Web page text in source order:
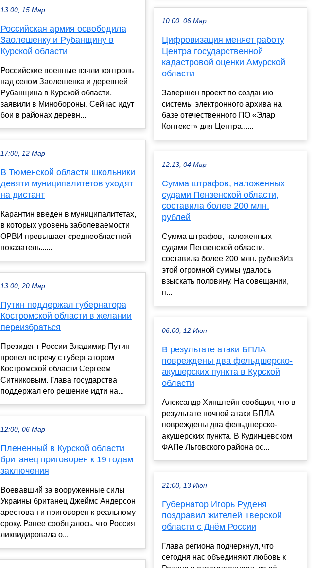
13:00, 15 Мар
Российская армия освободила
Заолешенку и Рубанщину в
Курской области
Российские военные взяли контроль
над селом Заолешенка и деревней
Рубанщина в Курской области,
заявили в Минобороны. Сейчас идут
бои в районах деревн...
17:00, 12 Мар
В Тюменской области школьники
девяти муниципалитетов уходят
на дистант
Карантин введен в муниципалитетах,
в которых уровень заболеваемости
ОРВИ превышает среднеобластной
показатель......
13:00, 20 Мар
Путин поддержал губернатора
Костромской области в желании
переизбраться
Президент России Владимир Путин
провел встречу с губернатором
Костромской области Сергеем
Ситниковым. Глава государства
поддержал его решение идти на...
12:00, 06 Мар
Плененный в Курской области
британец приговорен к 19 годам
заключения
Воевавший за вооруженные силы
Украины британец Джеймс Андерсон
арестован и приговорен к реальному
сроку. Ранее сообщалось, что Россия
ликвидировала о...
10:00, 06 Мар
Цифровизация меняет работу
Центра государственной
кадастровой оценки Амурской
области
Завершен проект по созданию
системы электронного архива на
базе отечественного ПО «Элар
Контекст» для Центра......
12:13, 04 Мар
Сумма штрафов, наложенных
судами Пензенской области,
составила более 200 млн.
рублей
Сумма штрафов, наложенных
судами Пензенской области,
составила более 200 млн. рублейИз
этой огромной суммы удалось
взыскать половину. На совещании,
п...
06:00, 12 Июн
В результате атаки БПЛА
повреждены два фельдшерско-
акушерских пункта в Курской
области
Александр Хинштейн сообщил, что в
результате ночной атаки БПЛА
повреждены два фельдшерско-
акушерских пункта. В Кудинцевском
ФАПе Льговского района ос...
21:00, 13 Июн
Губернатор Игорь Руденя
поздравил жителей Тверской
области с Днём России
Глава региона подчеркнул, что
сегодня нас объединяют любовь к